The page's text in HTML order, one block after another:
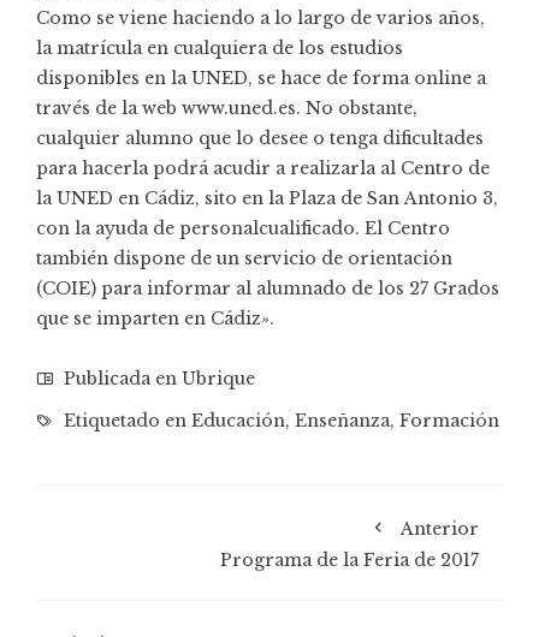
Como se viene haciendo a lo largo de varios años,
la matrícula en cualquiera de los estudios
disponibles en la UNED, se hace de forma online a
través de la web www.uned.es. No obstante,
cualquier alumno que lo desee o tenga dificultades
para hacerla podrá acudir a realizarla al Centro de
la UNED en Cádiz, sito en la Plaza de San Antonio 3,
con la ayuda de personalcualificado. El Centro
también dispone de un servicio de orientación
(COIE) para informar al alumnado de los 27 Grados
que se imparten en Cádiz».
Publicada en Ubrique
Etiquetado en Educación, Enseñanza, Formación
Anterior
Programa de la Feria de 2017